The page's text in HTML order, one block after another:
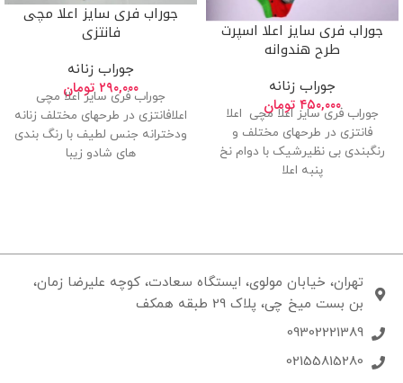
جوراب فری سایز اعلا اسپرت
طرح هندوانه
جوراب زنانه
۴۵۰,۰۰۰ تومان
جوراب فری سایز اعلا مچی اعلا
فانتزی در طرحهای مختلف و
رنگبندی بی نظیرشیک با دوام نخ
پنبه اعلا
جوراب فری سایز اعلا مچی
فانتزی
جوراب زنانه
۲۹۰,۰۰۰ تومان
جوراب فری سایز اعلا مچی
اعلافانتزی در طرحهای مختلف زنانه
ودخترانه جنس لطیف با رنگ بندی
های شادو زیبا
تهران، خیابان مولوی، ایستگاه سعادت، کوچه علیرضا زمان،
بن بست میخ چی، پلاک 29 طبقه همکف
09302221389
02155815280